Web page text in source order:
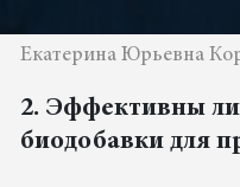
Екатерина Юрьевна
2. Эффективны
биодобавки для